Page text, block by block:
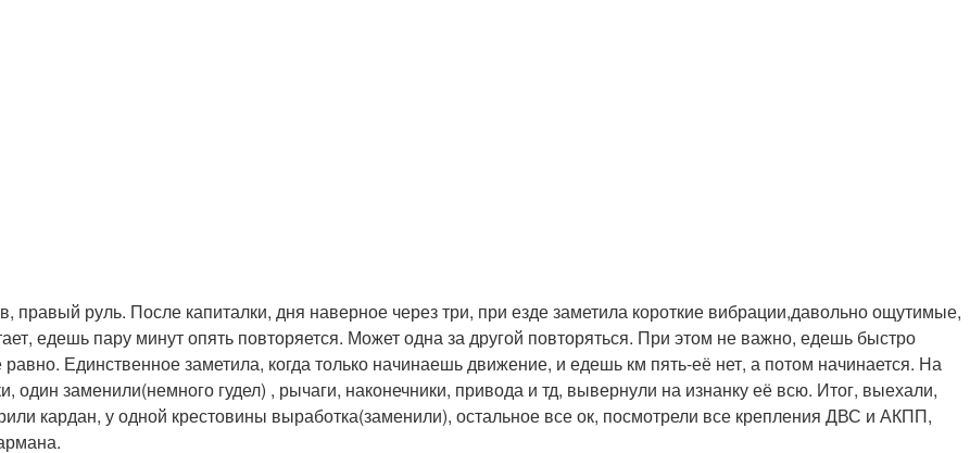
руль. После капиталки, дня наверное через три, при езде заметила короткие вибрации,давольно ощутимые,
едешь пару минут опять повторяется. Может одна за другой повторяться. При этом не важно, едешь быстро
Единственное заметила, когда только начинаешь движение, и едешь км пять-её нет, а потом начинается. На
заменили(немного гудел) , рычаги, наконечники, привода и тд, вывернули на изнанку её всю. Итог, выехали,
кардан, у одной крестовины выработка(заменили), остальное все ок, посмотрели все крепления ДВС и АКПП,